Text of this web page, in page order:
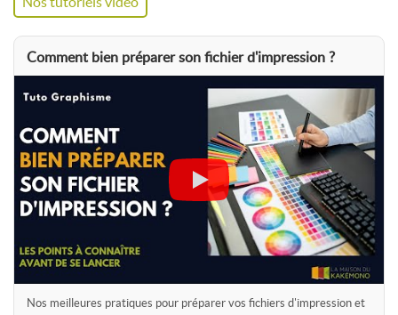
Comment bien préparer son fichier d'impression ?
Nos meilleures pratiques pour préparer vos fichiers d'impression et